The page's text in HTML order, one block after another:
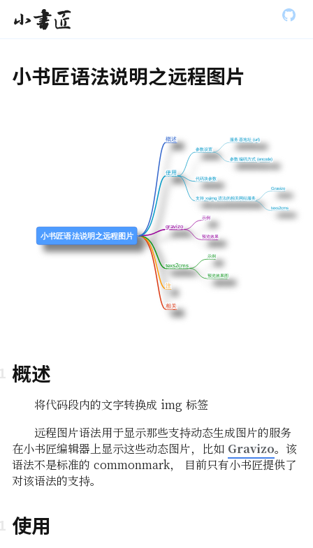
小书匠
小书匠语法说明之远程图片
小书匠语法说明之远程图片
相关
相关
注
注
texs2cms
texs2cms
预览效果图
预览效果图
示例
示例
gravizo
gravizo
预览效果
预览效果
示例
示例
使用
使用
支持 xsjimg 语法的相关网站服务
支持 xsjimg 语法的相关网站服务
texs2cms
texs2cms
Gravizo
Gravizo
代码块参数
代码块参数
参数设置
参数设置
参数编码方式 (encode)
参数编码方式 (encode)
服务器地址 (url)
服务器地址 (url)
概述
概述
概述
将代码段内的文字转换成 img 标签
远程图片语法用于显示那些支持动态生成图片的服务
在小书匠编辑器上显示这些动态图片，比如 Gravizo。该
语法不是标准的 commonmark， 目前只有小书匠提供了
对该语法的支持。
使用
部展开